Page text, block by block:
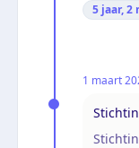
5 jaar, 2
1 maart